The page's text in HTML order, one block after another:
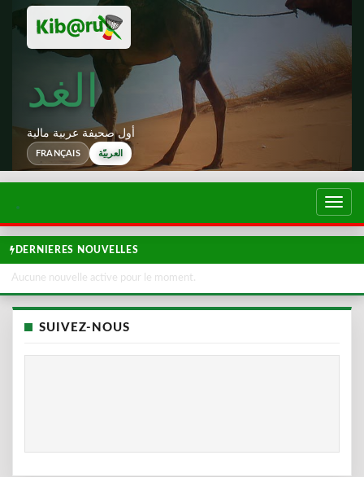
الغد
أول صحيفة عربية مالية
FRANÇAIS العربيّة
تبديل
DERNIERES NOUVELLES
Aucune nouvelle active pour le moment.
SUIVEZ-NOUS